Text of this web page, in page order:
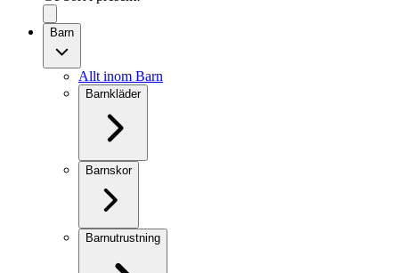
Barn
Allt inom Barn
Barnkläder
Barnskor
Barnutrustning